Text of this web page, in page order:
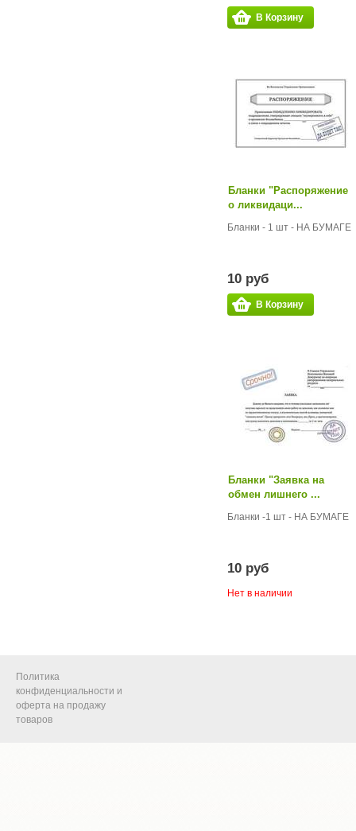
В Корзину
Бланки "Распоряжение
о ликвидаци...
Бланки - 1 шт - НА БУМАГЕ
10 руб
В Корзину
Бланки "Заявка на
обмен лишнего ...
Бланки -1 шт - НА БУМАГЕ
10 руб
Нет в наличии
Политика
конфиденциальности и
оферта на продажу
товаров